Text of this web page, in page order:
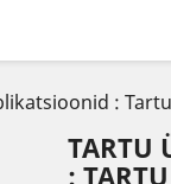
:
TARTU
: